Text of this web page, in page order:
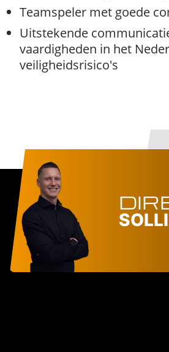
Teamspeler met goede
Uitstekende
vaardigheden in het
veiligheidsrisico's